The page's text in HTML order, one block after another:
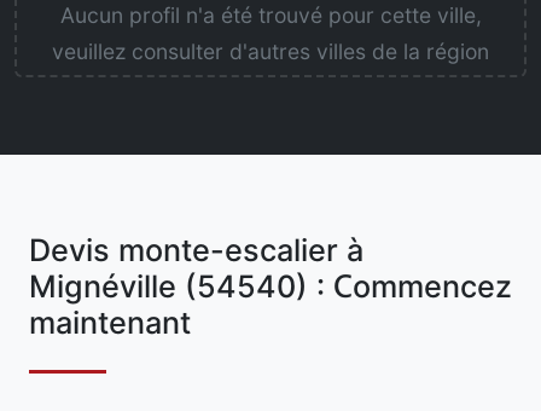
Aucun profil n'a été trouvé pour cette ville,
veuillez consulter d'autres villes de la région
Devis monte-escalier à
Mignéville (54540) : Commencez
maintenant